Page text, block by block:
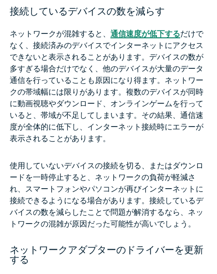
接続しているデバイスの数を減らす
ネットワークが混雑すると、 通信速度が低下するだけで
なく、接続済みのデバイスでインターネットにアクセス
できないと表示されることがあります。デバイスの数が
多すぎる場合だけでなく、他のデバイスが大量のデータ
通信を行っていることも原因になり得ます。ネットワー
クの帯域幅には限りがあります。複数のデバイスが同時
に動画視聴やダウンロード、オンラインゲームを行って
いると、帯域が不足してしまいます。その結果、通信速
度が全体的に低下し、インターネット接続時にエラーが
表示されることがあります。
使用していないデバイスの接続を切る、またはダウンロ
ードを一時停止すると、ネットワークの負荷が軽減さ
れ、スマートフォンやパソコンが再びインターネットに
接続できるようになる場合があります。接続しているデ
バイスの数を減らしたことで問題が解消するなら、ネッ
トワークの混雑が原因だった可能性が高いでしょう。
ネットワークアダプターのドライバーを更新
する